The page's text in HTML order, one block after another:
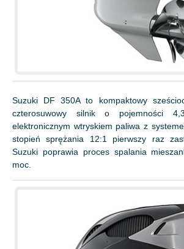
Suzuki DF 350A to kompaktowy
czterosuwowy silnik o pojemności
elektronicznym wtryskiem paliwa z
stopień sprężania 12:1 pierwszy raz
Suzuki poprawia proces spalania
moc.